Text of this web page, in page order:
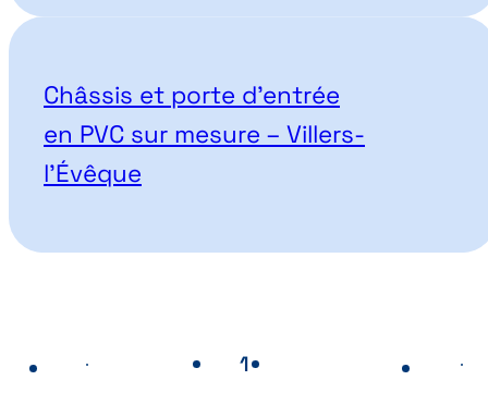
Châssis et porte d’entrée
en PVC sur mesure – Villers-
l’Évêque
Page
1- Page actuelle